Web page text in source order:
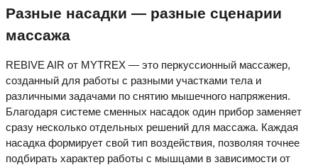
Разные насадки — разные сценарии
массажа
REBIVE AIR от MYTREX — это перкуссионный массажер,
созданный для работы с разными участками тела и
различными задачами по снятию мышечного напряжения.
Благодаря системе сменных насадок один прибор заменяет
сразу несколько отдельных решений для массажа. Каждая
насадка формирует свой тип воздействия, позволяя точнее
подбирать характер работы с мышцами в зависимости от